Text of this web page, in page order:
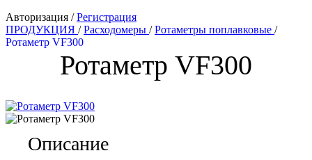
Авторизация /Регистрация
ПРОДУКЦИЯ /Расходомеры /Ротаметры поплавковые /
Ротаметр VF300
Ротаметр VF300
Описание